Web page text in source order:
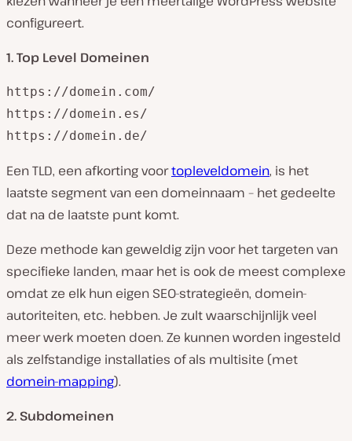
configureert.
1. Top Level Domeinen
https://domein.com/
https://domein.es/
https://domein.de/
Een TLD, een afkorting voortopleveldomein, is het
laatste segment van een domeinnaam – het gedeelte
dat na de laatste punt komt.
Deze methode kan geweldig zijn voor het targeten van
specifieke landen, maar het is ook de meest complexe
omdat ze elk hun eigen SEO-strategieën, domein-
autoriteiten, etc. hebben. Je zult waarschijnlijk veel
meer werk moeten doen. Ze kunnen worden ingesteld
als zelfstandige installaties of als multisite (met
domein-mapping).
2. Subdomeinen